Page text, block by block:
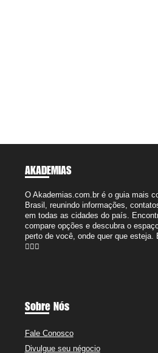
AKADEMIAS
O Akademias.com.br é o guia mais
Brasil, reunindo informações,
em todas as cidades do país.
compare opções e descubra o
perto de você, onde quer que esteja.
🏋️‍♂️🔥
Sobre Nós
Fale Conosco
Divulgue seu négocio